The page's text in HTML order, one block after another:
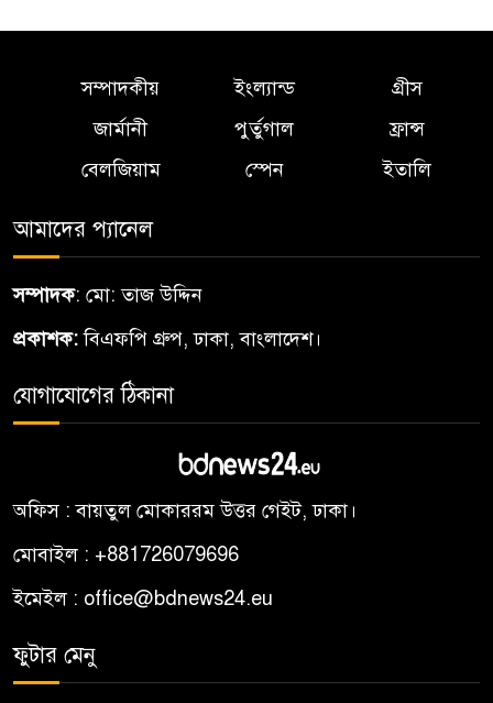
সম্পাদকীয় ইংল্যান্ড
গ্রীস
জার্মানী
পুর্তুগাল
ফ্রান্স
বেলজিয়াম
স্পেন ইতালি
আমাদের প্যানেল
সম্পাদক: মো: তাজ উদ্দিন
প্রকাশক:বিএফপি গ্রুপ, ঢাকা, বাংলাদেশ।
যোগাযোগের ঠিকানা
অফিস : বায়তুল মোকাররম উত্তর গেইট, ঢাকা।
মোবাইল : +881726079696
ইমেইল : office@bdnews24.eu
ফুটার মেনু